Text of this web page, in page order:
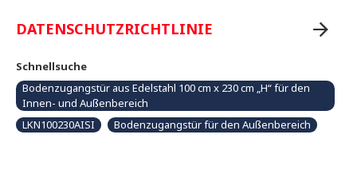
DATENSCHUTZRICHTLINIE
Schnellsuche
Bodenzugangstür aus Edelstahl 100 cm x 230 cm „H“ für den
Innen- und Außenbereich
LKN100230AISI
Bodenzugangstür für den Außenbereich